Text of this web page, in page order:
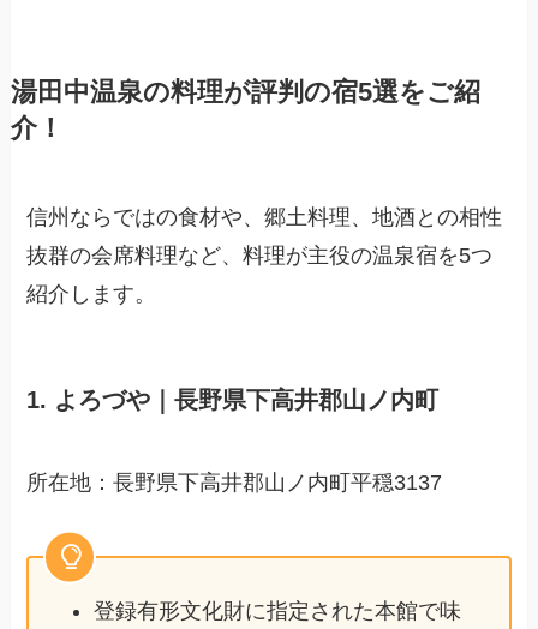
湯田中温泉の料理が評判の宿5選をご紹
介！
信州ならではの食材や、郷土料理、地酒との相性
抜群の会席料理など、料理が主役の温泉宿を5つ
紹介します。
1. よろづや｜長野県下高井郡山ノ内町
所在地：長野県下高井郡山ノ内町平穏3137
登録有形文化財に指定された本館で味